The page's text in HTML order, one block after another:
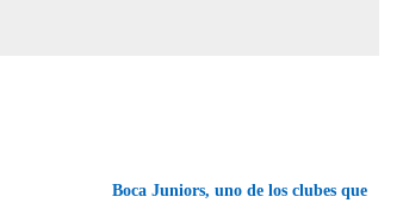
Boca Juniors, uno de los clubes que